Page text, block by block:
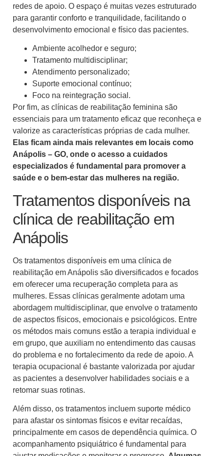
redes de apoio. O espaço é muitas vezes estruturado
para garantir conforto e tranquilidade, facilitando o
desenvolvimento emocional e físico das pacientes.
Ambiente acolhedor e seguro;
Tratamento multidisciplinar;
Atendimento personalizado;
Suporte emocional contínuo;
Foco na reintegração social.
Por fim, as clínicas de reabilitação feminina são
essenciais para um tratamento eficaz que reconheça e
valorize as características próprias de cada mulher.
Elas ficam ainda mais relevantes em locais como
Anápolis – GO, onde o acesso a cuidados
especializados é fundamental para promover a
saúde e o bem-estar das mulheres na região.
Tratamentos disponíveis na
clínica de reabilitação em
Anápolis
Os tratamentos disponíveis em uma clínica de
reabilitação em Anápolis são diversificados e focados
em oferecer uma recuperação completa para as
mulheres. Essas clínicas geralmente adotam uma
abordagem multidisciplinar, que envolve o tratamento
de aspectos físicos, emocionais e psicológicos. Entre
os métodos mais comuns estão a terapia individual e
em grupo, que auxiliam no entendimento das causas
do problema e no fortalecimento da rede de apoio. A
terapia ocupacional é bastante valorizada por ajudar
as pacientes a desenvolver habilidades sociais e a
retomar suas rotinas.
Além disso, os tratamentos incluem suporte médico
para afastar os sintomas físicos e evitar recaídas,
principalmente em casos de dependência química. O
acompanhamento psiquiátrico é fundamental para